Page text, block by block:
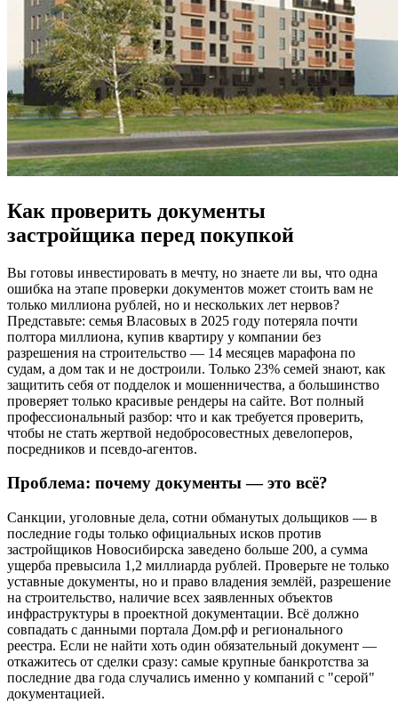
Как проверить документы
застройщика перед покупкой
Вы готовы инвестировать в мечту, но знаете ли вы, что одна
ошибка на этапе проверки документов может стоить вам не
только миллиона рублей, но и нескольких лет нервов?
Представьте: семья Власовых в 2025 году потеряла почти
полтора миллиона, купив квартиру у компании без
разрешения на строительство — 14 месяцев марафона по
судам, а дом так и не достроили. Только 23% семей знают, как
защитить себя от подделок и мошенничества, а большинство
проверяет только красивые рендеры на сайте. Вот полный
профессиональный разбор: что и как требуется проверить,
чтобы не стать жертвой недобросовестных девелоперов,
посредников и псевдо-агентов.
Проблема: почему документы — это всё?
Санкции, уголовные дела, сотни обманутых дольщиков — в
последние годы только официальных исков против
застройщиков Новосибирска заведено больше 200, а сумма
ущерба превысила 1,2 миллиарда рублей. Проверьте не только
уставные документы, но и право владения землёй, разрешение
на строительство, наличие всех заявленных объектов
инфраструктуры в проектной документации. Всё должно
совпадать с данными портала Дом.рф и регионального
реестра. Если не найти хоть один обязательный документ —
откажитесь от сделки сразу: самые крупные банкротства за
последние два года случались именно у компаний с "серой"
документацией.